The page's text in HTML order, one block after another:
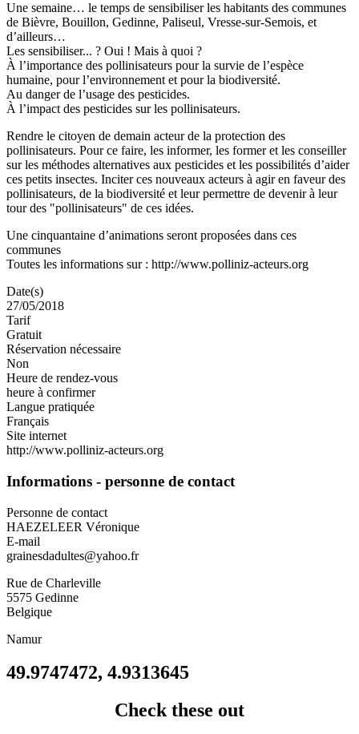
Une semaine… le temps de sensibiliser les habitants des communes
de Bièvre, Bouillon, Gedinne, Paliseul, Vresse-sur-Semois, et
d’ailleurs…
Les sensibiliser... ? Oui ! Mais à quoi ?
À l’importance des pollinisateurs pour la survie de l’espèce
humaine, pour l’environnement et pour la biodiversité.
Au danger de l’usage des pesticides.
À l’impact des pesticides sur les pollinisateurs.
Rendre le citoyen de demain acteur de la protection des
pollinisateurs. Pour ce faire, les informer, les former et les conseiller
sur les méthodes alternatives aux pesticides et les possibilités d’aider
ces petits insectes. Inciter ces nouveaux acteurs à agir en faveur des
pollinisateurs, de la biodiversité et leur permettre de devenir à leur
tour des "pollinisateurs" de ces idées.
Une cinquantaine d’animations seront proposées dans ces
communes
Toutes les informations sur : http://www.polliniz-acteurs.org
Date(s)
27/05/2018
Tarif
Gratuit
Réservation nécessaire
Non
Heure de rendez-vous
heure à confirmer
Langue pratiquée
Français
Site internet
http://www.polliniz-acteurs.org
Informations - personne de contact
Personne de contact
HAEZELEER Véronique
E-mail
grainesdadultes@yahoo.fr
Rue de Charleville
5575 Gedinne
Belgique
Namur
49.9747472, 4.9313645
Check these out